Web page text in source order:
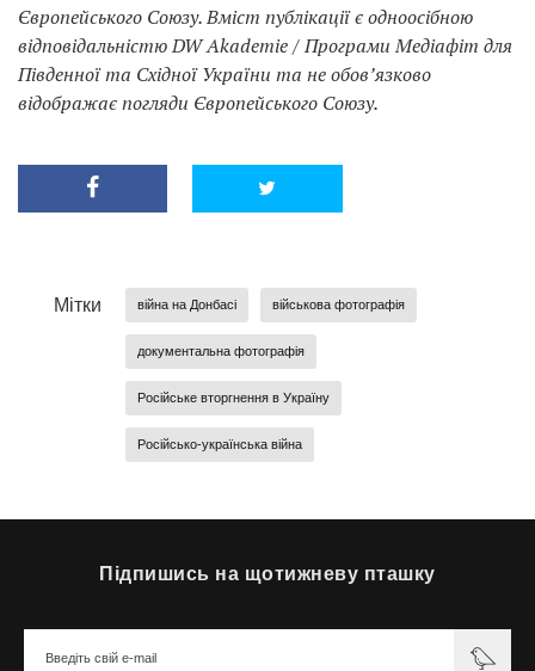
Європейського Союзу. Вміст публікації є одноосібною
відповідальністю DW Akademie / Програми Медіафіт для
Південної та Східної України та не обов’язково
відображає погляди Європейського Союзу.
Мітки війна на Донбасі військова фотографія
документальна фотографія
Російське вторгнення в Україну
Російсько-українська війна
Підпишись на щотижневу пташку